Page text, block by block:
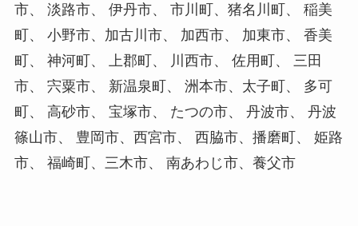
市、 淡路市、 伊丹市、 市川町、猪名川町、 稲美
町、 小野市、加古川市、 加西市、 加東市、 香美
町、 神河町、 上郡町、 川西市、 佐用町、 三田
市、 宍粟市、 新温泉町、 洲本市、太子町、 多可
町、 高砂市、 宝塚市、 たつの市、 丹波市、 丹波
篠山市、 豊岡市、西宮市、 西脇市、播磨町、 姫路
市、 福崎町、三木市、 南あわじ市、養父市